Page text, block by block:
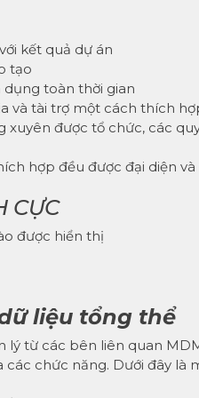
kết quả dự án
tạo
dụng toàn thời gian
và tài trợ một cách thích
xuyên được tổ chức, các
hợp đều được đại diện
CỰC
được hiển thị
liệu tổng thể
lý từ các bên liên quan
chức năng. Dưới đây là